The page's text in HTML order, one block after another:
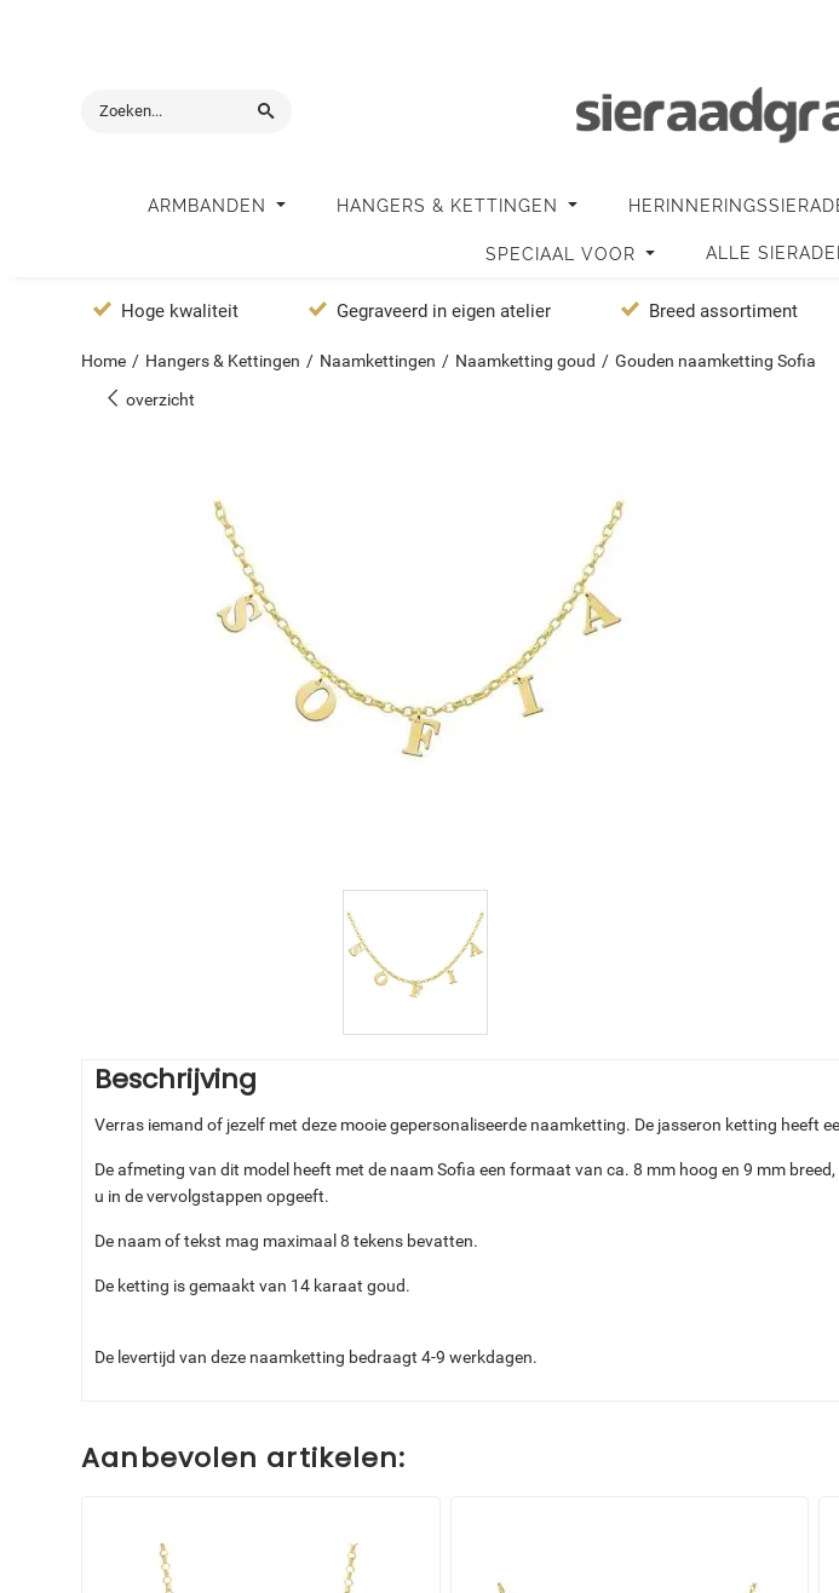
ARMBANDEN HANGERS & KETTINGEN
SPECIAAL VOOR ALLE
Hoge kwaliteit Gegraveerd in eigen atelier Breed assortiment
Home / Hangers & Kettingen / Naamkettingen / Naamketting goud / Gouden naamketting Sofia
overzicht
Beschrijving
Verras iemand of jezelf met deze mooie gepersonaliseerde naamketting. De jasseron ketting heeft
De afmeting van dit model heeft met de naam Sofia een formaat van ca. 8 mm hoog en 9 mm
u in de vervolgstappen opgeeft.
De naam of tekst mag maximaal 8 tekens bevatten.
De ketting is gemaakt van 14 karaat goud.
De levertijd van deze naamketting bedraagt 4-9 werkdagen.
Aanbevolen artikelen: